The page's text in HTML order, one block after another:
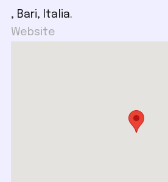
, Bari, Italia.
Website